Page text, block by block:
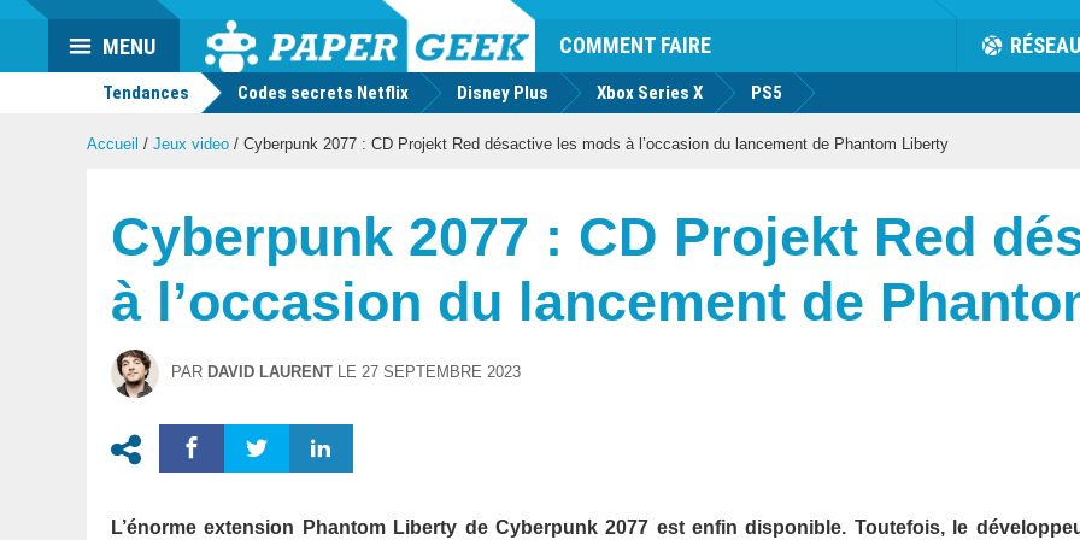
Actu
geek
COMMENT FAIRE RÉSEAU
MENU
Tendances Codes secrets Netflix Disney Plus Xbox Series X PS5
Accueil / Jeux video / Cyberpunk 2077 : CD Projekt Red désactive les mods à l’occasion du lancement de Phantom Liberty
Cyberpunk 2077 : CD Projekt Red
à l’occasion du lancement de
PAR DAVID LAURENT LE 27 SEPTEMBRE 2023
L’énorme extension Phantom Liberty de Cyberpunk 2077 est enfin disponible. Toutefois, le